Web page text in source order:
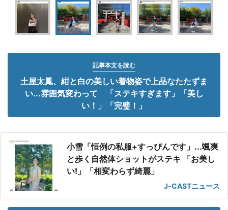
記事本文を読む
土屋太鳳、紺と白の美しい着物姿で上品なたたずま
い...雰囲気変わって 「ステキすぎます」「美し
い！」「完璧！」
小雪「恒例の私服+すっぴんです」...颯爽
と歩く自然体ショットがステキ 「お美し
い!」「相変わらず綺麗」
J-CASTニュース